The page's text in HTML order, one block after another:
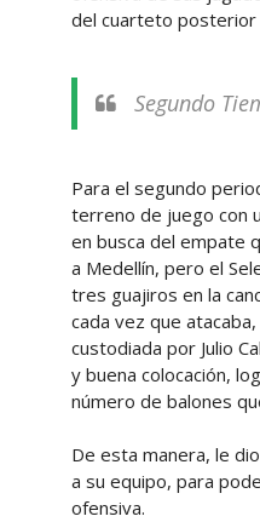
del cuarteto posterior
Segundo
Para el segundo
terreno de juego con
en busca del empate
a Medellín, pero el
tres guajiros en la
cada vez que
custodiada por Julio
y buena colocación,
número de balones
De esta manera, le
a su equipo, para
ofensiva.